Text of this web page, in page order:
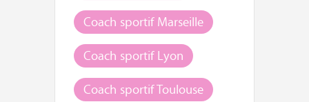
Coach sportif Marseille
Coach sportif Lyon
Coach sportif Toulouse